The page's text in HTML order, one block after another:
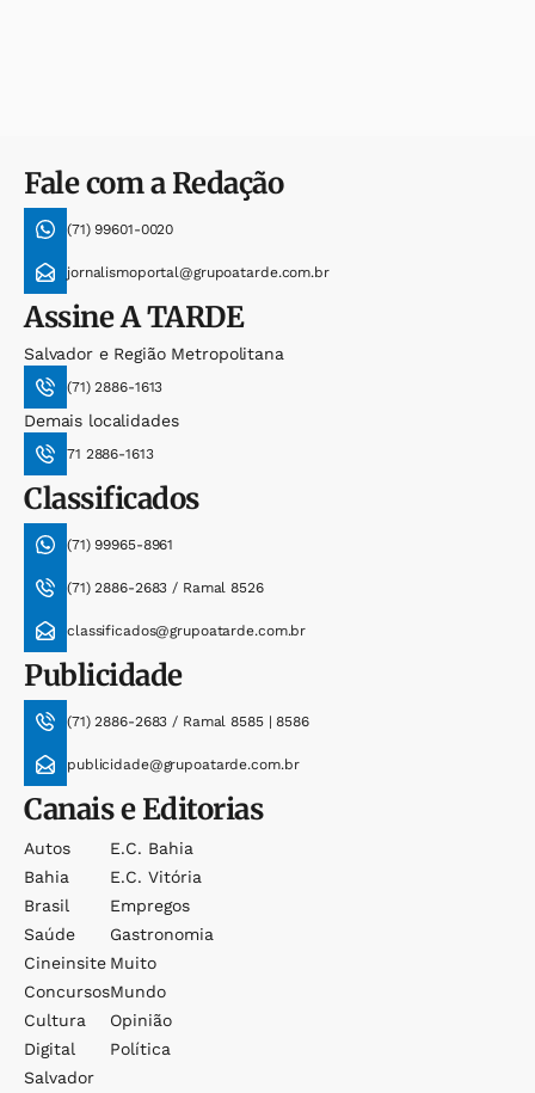
Fale com a Redação
(71) 99601-0020
jornalismoportal@grupoatarde.com.br
AssineA TARDE
Salvador e Região Metropolitana
(71) 2886-1613
Demais localidades
71 2886-1613
Classificados
(71) 99965-8961
(71) 2886-2683 / Ramal 8526
classificados@grupoatarde.com.br
Publicidade
(71) 2886-2683 / Ramal 8585 | 8586
publicidade@grupoatarde.com.br
Canais e Editorias
Autos
Bahia
Brasil
Saúde
Cineinsite
Concursos
Cultura
Digital
Salvador
E.c. Bahia
E.c. Vitória
Empregos
Gastronomia
Muito
Mundo
Opinião
Política